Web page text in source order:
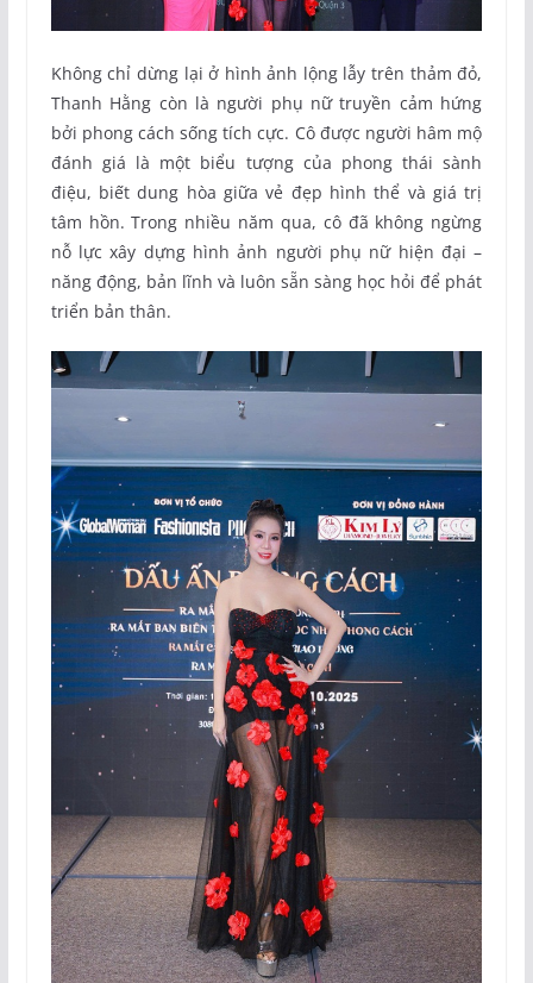
Không chỉ dừng lại ở hình ảnh lộng lẫy trên thảm đỏ,
Thanh Hằng còn là người phụ nữ truyền cảm hứng
bởi phong cách sống tích cực. Cô được người hâm mộ
đánh giá là một biểu tượng của phong thái sành
điệu, biết dung hòa giữa vẻ đẹp hình thể và giá trị
tâm hồn. Trong nhiều năm qua, cô đã không ngừng
nỗ lực xây dựng hình ảnh người phụ nữ hiện đại –
năng động, bản lĩnh và luôn sẵn sàng học hỏi để phát
triển bản thân.